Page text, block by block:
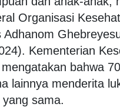
Organisasi
Adhanom
Kementerian
bahwa
lainnya menderita
sama.